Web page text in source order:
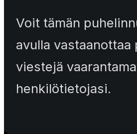
Voit tämän
avulla vastaanottaa
viestejä
henkilötietojasi.